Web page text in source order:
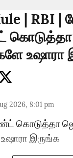
| RBI |
கொடுத்தா
உஷாரா
2026, 8:01 pm
கொடுத்தா
இருங்க